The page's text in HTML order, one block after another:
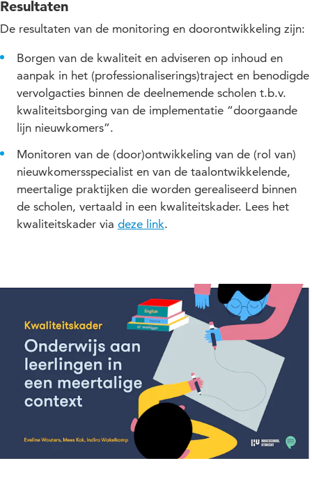
Resultaten
De resultaten van de monitoring en doorontwikkeling zijn:
Borgen van de kwaliteit en adviseren op inhoud en
aanpak in het (professionaliserings)traject en benodigde
vervolgacties binnen de deelnemende scholen t.b.v.
kwaliteitsborging van de implementatie “doorgaande
lijn nieuwkomers”.
Monitoren van de (door)ontwikkeling van de (rol van)
nieuwkomersspecialist en van de taalontwikkelende,
meertalige praktijken die worden gerealiseerd binnen
de scholen, vertaald in een kwaliteitskader. Lees het
kwaliteitskader via deze link.